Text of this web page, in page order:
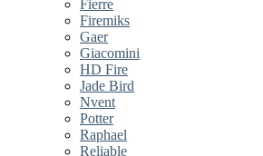
Fierre
Firemiks
Gaer
Giacomini
HD Fire
Jade Bird
Nvent
Potter
Raphael
Reliable